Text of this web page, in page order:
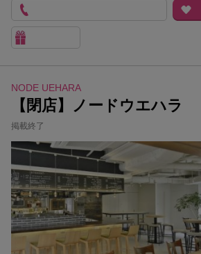
NODE UEHARA
【閉店】ノードウエハラ
掲載終了